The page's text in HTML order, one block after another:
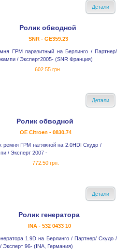
Детали
Ролик обводной
SNR - GE359.23
ГРМ паразитный на Берлинго / Партнер/
/ Эксперт2005- (SNR Франция)
602.55 грн.
Детали
Ролик обводной
OE Citroen - 0830.74
ремня ГРМ натяжной на 2.0HDI Скудо /
/ Эксперт 2007 -
772.50 грн.
Детали
Ролик генератора
INA - 532 0433 10
1.9D на Берлинго / Партнер/ Скудо /
Эксперт 96- (INA, Германия)